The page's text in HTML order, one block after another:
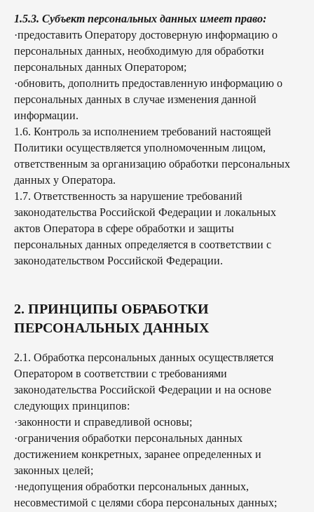
1.5.3. Субъект персональных данных имеет право:
·предоставить Оператору достоверную информацию о
персональных данных, необходимую для обработки
персональных данных Оператором;
·обновить, дополнить предоставленную информацию о
персональных данных в случае изменения данной
информации.
1.6. Контроль за исполнением требований настоящей
Политики осуществляется уполномоченным лицом,
ответственным за организацию обработки персональных
данных у Оператора.
1.7. Ответственность за нарушение требований
законодательства Российской Федерации и локальных
актов Оператора в сфере обработки и защиты
персональных данных определяется в соответствии с
законодательством Российской Федерации.
2. ПРИНЦИПЫ ОБРАБОТКИ
ПЕРСОНАЛЬНЫХ ДАННЫХ
2.1. Обработка персональных данных осуществляется
Оператором в соответствии с требованиями
законодательства Российской Федерации и на основе
следующих принципов:
·законности и справедливой основы;
·ограничения обработки персональных данных
достижением конкретных, заранее определенных и
законных целей;
·недопущения обработки персональных данных,
несовместимой с целями сбора персональных данных;